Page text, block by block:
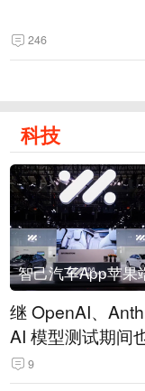
246
科技
继 OpenAI、
AI 模型测试期间
9